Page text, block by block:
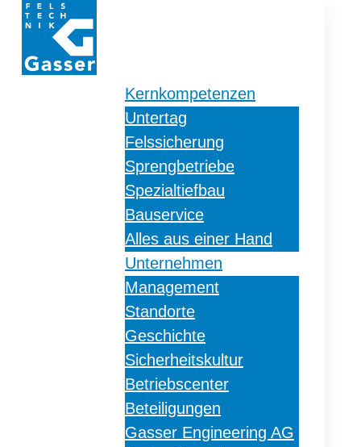
Kernkompetenzen
Untertag
Felssicherung
Sprengbetriebe
Spezialtiefbau
Bauservice
Alles aus einer Hand
Unternehmen
Management
Standorte
Geschichte
Sicherheitskultur
Betriebscenter
Beteiligungen
Gasser Engineering AG